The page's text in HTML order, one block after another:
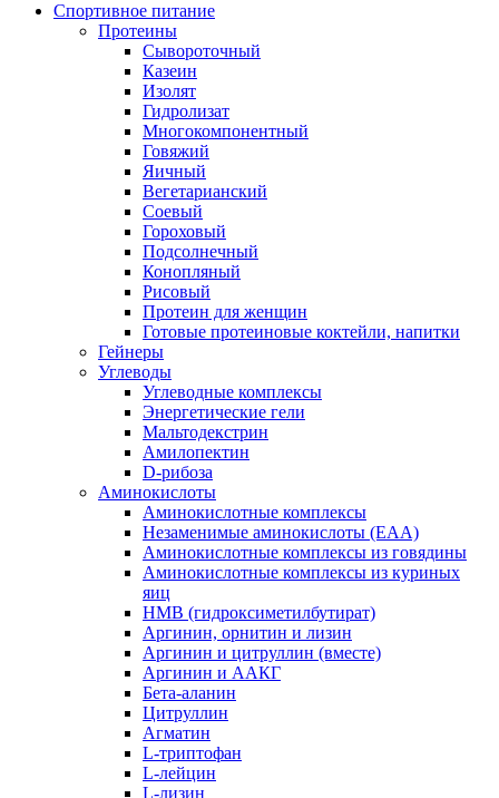
Спортивное питание
Протеины
Сывороточный
Казеин
Изолят
Гидролизат
Многокомпонентный
Говяжий
Яичный
Вегетарианский
Соевый
Гороховый
Подсолнечный
Конопляный
Рисовый
Протеин для женщин
Готовые протеиновые коктейли, напитки
Гейнеры
Углеводы
Углеводные комплексы
Энергетические гели
Мальтодекстрин
Амилопектин
D-рибоза
Аминокислоты
Аминокислотные комплексы
Незаменимые аминокислоты (EAA)
Аминокислотные комплексы из говядины
Аминокислотные комплексы из куриных
яиц
HMB (гидроксиметилбутират)
Аргинин, орнитин и лизин
Аргинин и цитруллин (вместе)
Аргинин и ААКГ
Бета-аланин
Цитруллин
Агматин
L-триптофан
L-лейцин
L-лизин